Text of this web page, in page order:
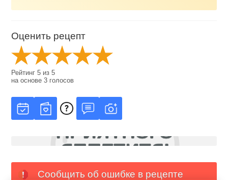
Оценить рецепт
Рейтинг5 из5
на основе3 голосов
Сообщить об ошибке в рецепте